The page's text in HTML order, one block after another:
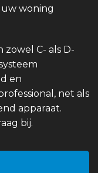
woning
zowel C- als D-
en
net als
apparaat.
bij.